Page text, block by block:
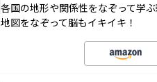
各国の地形や関係性をなぞって学
地図をなぞって脳もイキイキ！